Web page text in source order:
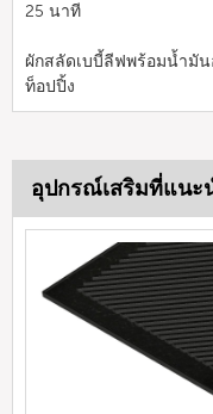
25 นาที
ผักสลัดเบบี้ลีฟพร้อมน้ำมั
ท็อปปิ้ง
อุปกรณ์เสริมที่แนะ